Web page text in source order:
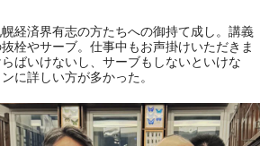
経済界有志の方たちへの御持て成し。講義
栓やサーブ。仕事中もお声掛けいただきま
ばいけないし、サーブもしないといけな
に詳しい方が多かった。